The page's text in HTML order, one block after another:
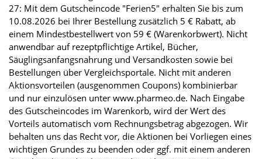
27: Mit dem Gutscheincode "Ferien5" erhalten Sie bis zum
10.08.2026 bei Ihrer Bestellung zusätzlich 5 € Rabatt, ab
einem Mindestbestellwert von 59 € (Warenkorbwert). Nicht
anwendbar auf rezeptpflichtige Artikel, Bücher,
Säuglingsanfangsnahrung und Versandkosten sowie bei
Bestellungen über Vergleichsportale. Nicht mit anderen
Aktionsvorteilen (ausgenommen Coupons) kombinierbar
und nur einzulösen unter www.pharmeo.de. Nach Eingabe
des Gutscheincodes im Warenkorb, wird der Wert des
Vorteils automatisch vom Rechnungsbetrag abgezogen. Wir
behalten uns das Recht vor, die Aktionen bei Vorliegen eines
wichtigen Grundes zu beenden oder ggf. mit einem anderen